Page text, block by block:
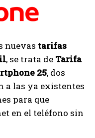
nuevas tarifas
, se trata de Tarifa
25, dos
a las ya existentes
para que
en el teléfono sin